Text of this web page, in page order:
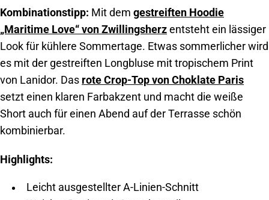
Kombinationstipp: Mit dem gestreiften Hoodie
„Maritime Love“ von Zwillingsherz entsteht ein lässiger
Look für kühlere Sommertage. Etwas sommerlicher wird
es mit der gestreiften Longbluse mit tropischem Print
von Lanidor. Das rote Crop-Top von Choklate Paris
setzt einen klaren Farbakzent und macht die weiße
Short auch für einen Abend auf der Terrasse schön
kombinierbar.
Highlights:
Leicht ausgestellter A-Linien-Schnitt